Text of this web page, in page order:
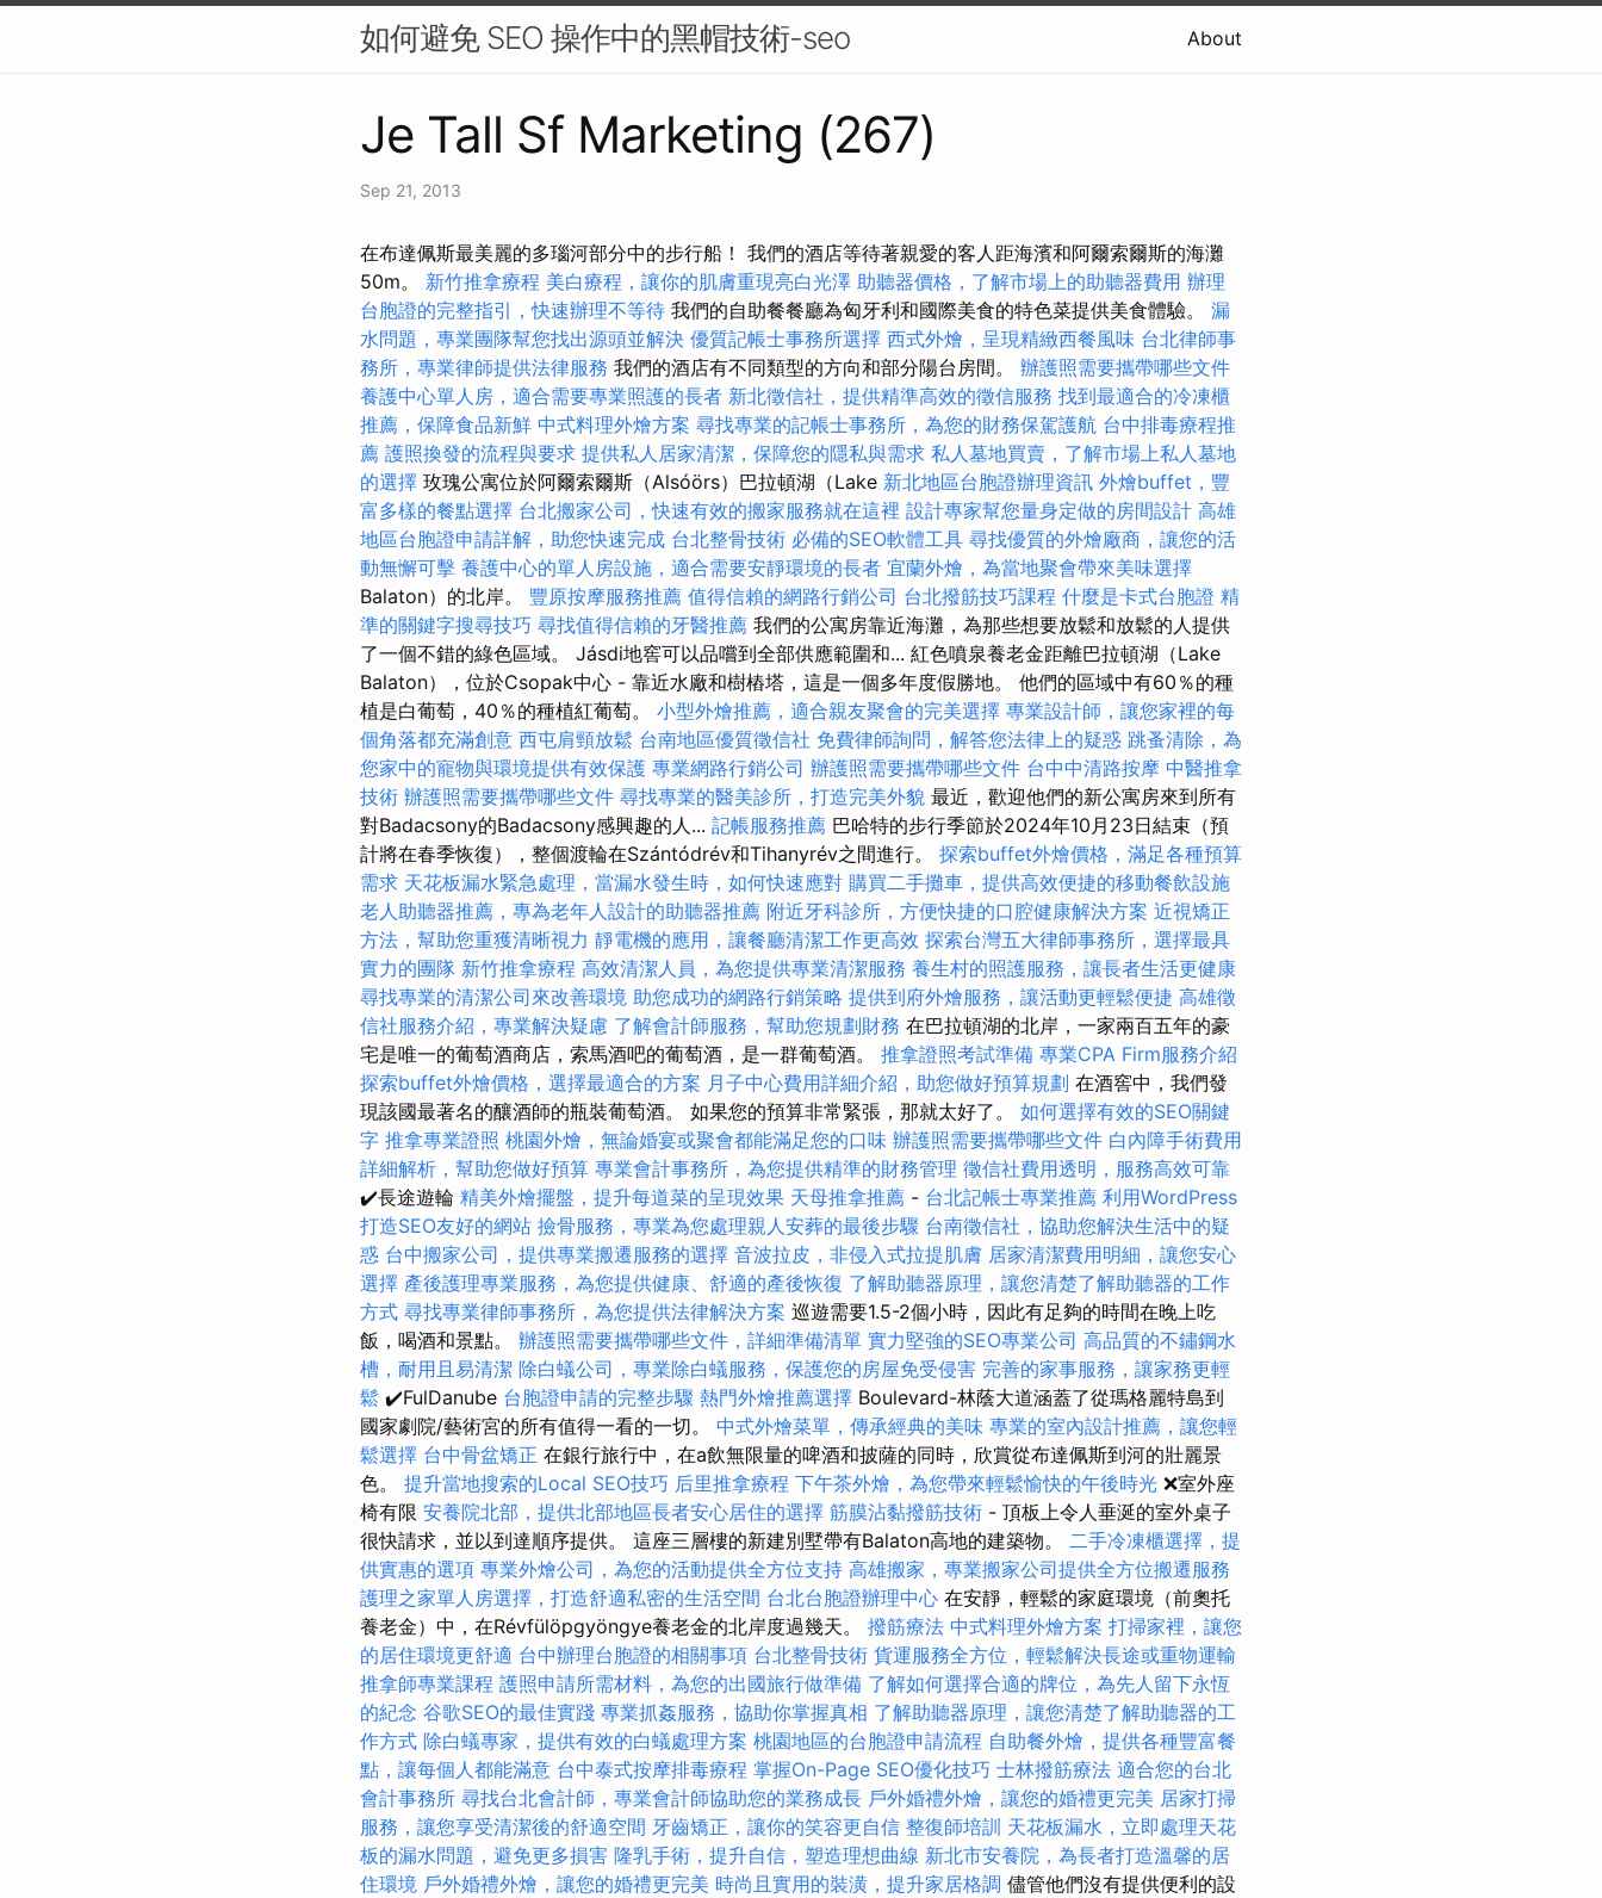
如何避免 SEO 操作中的黑帽技術-seo About
Je Tall Sf Marketing (267)
Sep 21, 2013
在布達佩斯最美麗的多瑙河部分中的步行船！ 我們的酒店等待著親愛的客人距海濱和阿爾索爾斯的海灘
50m。 新竹推拿療程 美白療程，讓你的肌膚重現亮白光澤 助聽器價格，了解市場上的助聽器費用 辦理
台胞證的完整指引，快速辦理不等待 我們的自助餐餐廳為匈牙利和國際美食的特色菜提供美食體驗。 漏
水問題，專業團隊幫您找出源頭並解決 優質記帳士事務所選擇 西式外燴，呈現精緻西餐風味 台北律師事
務所，專業律師提供法律服務 我們的酒店有不同類型的方向和部分陽台房間。 辦護照需要攜帶哪些文件
養護中心單人房，適合需要專業照護的長者 新北徵信社，提供精準高效的徵信服務 找到最適合的冷凍櫃
推薦，保障食品新鮮 中式料理外燴方案 尋找專業的記帳士事務所，為您的財務保駕護航 台中排毒療程推
薦 護照換發的流程與要求 提供私人居家清潔，保障您的隱私與需求 私人墓地買賣，了解市場上私人墓地
的選擇 玫瑰公寓位於阿爾索爾斯（Alsóörs）巴拉頓湖（Lake 新北地區台胞證辦理資訊 外燴buffet，豐
富多樣的餐點選擇 台北搬家公司，快速有效的搬家服務就在這裡 設計專家幫您量身定做的房間設計 高雄
地區台胞證申請詳解，助您快速完成 台北整骨技術 必備的SEO軟體工具 尋找優質的外燴廠商，讓您的活
動無懈可擊 養護中心的單人房設施，適合需要安靜環境的長者 宜蘭外燴，為當地聚會帶來美味選擇
Balaton）的北岸。 豐原按摩服務推薦 值得信賴的網路行銷公司 台北撥筋技巧課程 什麼是卡式台胞證 精
準的關鍵字搜尋技巧 尋找值得信賴的牙醫推薦 我們的公寓房靠近海灘，為那些想要放鬆和放鬆的人提供
了一個不錯的綠色區域。 Jásdi地窖可以品嚐到全部供應範圍和... 紅色噴泉養老金距離巴拉頓湖（Lake
Balaton），位於Csopak中心 - 靠近水廠和樹樁塔，這是一個多年度假勝地。 他們的區域中有60％的種
植是白葡萄，40％的種植紅葡萄。 小型外燴推薦，適合親友聚會的完美選擇 專業設計師，讓您家裡的每
個角落都充滿創意 西屯肩頸放鬆 台南地區優質徵信社 免費律師詢問，解答您法律上的疑惑 跳蚤清除，為
您家中的寵物與環境提供有效保護 專業網路行銷公司 辦護照需要攜帶哪些文件 台中中清路按摩 中醫推拿
技術 辦護照需要攜帶哪些文件 尋找專業的醫美診所，打造完美外貌 最近，歡迎他們的新公寓房來到所有
對Badacsony的Badacsony感興趣的人... 記帳服務推薦 巴哈特的步行季節於2024年10月23日結束（預
計將在春季恢復），整個渡輪在Szántódrév和Tihanyrév之間進行。 探索buffet外燴價格，滿足各種預算
需求 天花板漏水緊急處理，當漏水發生時，如何快速應對 購買二手攤車，提供高效便捷的移動餐飲設施
老人助聽器推薦，專為老年人設計的助聽器推薦 附近牙科診所，方便快捷的口腔健康解決方案 近視矯正
方法，幫助您重獲清晰視力 靜電機的應用，讓餐廳清潔工作更高效 探索台灣五大律師事務所，選擇最具
實力的團隊 新竹推拿療程 高效清潔人員，為您提供專業清潔服務 養生村的照護服務，讓長者生活更健康
尋找專業的清潔公司來改善環境 助您成功的網路行銷策略 提供到府外燴服務，讓活動更輕鬆便捷 高雄徵
信社服務介紹，專業解決疑慮 了解會計師服務，幫助您規劃財務 在巴拉頓湖的北岸，一家兩百五年的豪
宅是唯一的葡萄酒商店，索馬酒吧的葡萄酒，是一群葡萄酒。 推拿證照考試準備 專業CPA Firm服務介紹
探索buffet外燴價格，選擇最適合的方案 月子中心費用詳細介紹，助您做好預算規劃 在酒窖中，我們發
現該國最著名的釀酒師的瓶裝葡萄酒。 如果您的預算非常緊張，那就太好了。 如何選擇有效的SEO關鍵
字 推拿專業證照 桃園外燴，無論婚宴或聚會都能滿足您的口味 辦護照需要攜帶哪些文件 白內障手術費用
詳細解析，幫助您做好預算 專業會計事務所，為您提供精準的財務管理 徵信社費用透明，服務高效可靠
✔️長途遊輪 精美外燴擺盤，提升每道菜的呈現效果 天母推拿推薦 - 台北記帳士專業推薦 利用WordPress
打造SEO友好的網站 撿骨服務，專業為您處理親人安葬的最後步驟 台南徵信社，協助您解決生活中的疑
惑 台中搬家公司，提供專業搬遷服務的選擇 音波拉皮，非侵入式拉提肌膚 居家清潔費用明細，讓您安心
選擇 產後護理專業服務，為您提供健康、舒適的產後恢復 了解助聽器原理，讓您清楚了解助聽器的工作
方式 尋找專業律師事務所，為您提供法律解決方案 巡遊需要1.5-2個小時，因此有足夠的時間在晚上吃
飯，喝酒和景點。 辦護照需要攜帶哪些文件，詳細準備清單 實力堅強的SEO專業公司 高品質的不鏽鋼水
槽，耐用且易清潔 除白蟻公司，專業除白蟻服務，保護您的房屋免受侵害 完善的家事服務，讓家務更輕
鬆 ✔️FulDanube 台胞證申請的完整步驟 熱門外燴推薦選擇 Boulevard-林蔭大道涵蓋了從瑪格麗特島到
國家劇院/藝術宮的所有值得一看的一切。 中式外燴菜單，傳承經典的美味 專業的室內設計推薦，讓您輕
鬆選擇 台中骨盆矯正 在銀行旅行中，在a飲無限量的啤酒和披薩的同時，欣賞從布達佩斯到河的壯麗景
色。 提升當地搜索的Local SEO技巧 后里推拿療程 下午茶外燴，為您帶來輕鬆愉快的午後時光 ❌室外座
椅有限 安養院北部，提供北部地區長者安心居住的選擇 筋膜沾黏撥筋技術 - 頂板上令人垂涎的室外桌子
很快請求，並以到達順序提供。 這座三層樓的新建別墅帶有Balaton高地的建築物。 二手冷凍櫃選擇，提
供實惠的選項 專業外燴公司，為您的活動提供全方位支持 高雄搬家，專業搬家公司提供全方位搬遷服務
護理之家單人房選擇，打造舒適私密的生活空間 台北台胞證辦理中心 在安靜，輕鬆的家庭環境（前奧托
養老金）中，在Révfülöpgyöngye養老金的北岸度過幾天。 撥筋療法 中式料理外燴方案 打掃家裡，讓您
的居住環境更舒適 台中辦理台胞證的相關事項 台北整骨技術 貨運服務全方位，輕鬆解決長途或重物運輸
推拿師專業課程 護照申請所需材料，為您的出國旅行做準備 了解如何選擇合適的牌位，為先人留下永恆
的紀念 谷歌SEO的最佳實踐 專業抓姦服務，協助你掌握真相 了解助聽器原理，讓您清楚了解助聽器的工
作方式 除白蟻專家，提供有效的白蟻處理方案 桃園地區的台胞證申請流程 自助餐外燴，提供各種豐富餐
點，讓每個人都能滿意 台中泰式按摩排毒療程 掌握On-Page SEO優化技巧 士林撥筋療法 適合您的台北
會計事務所 尋找台北會計師，專業會計師協助您的業務成長 戶外婚禮外燴，讓您的婚禮更完美 居家打掃
服務，讓您享受清潔後的舒適空間 牙齒矯正，讓你的笑容更自信 整復師培訓 天花板漏水，立即處理天花
板的漏水問題，避免更多損害 隆乳手術，提升自信，塑造理想曲線 新北市安養院，為長者打造溫馨的居
住環境 戶外婚禮外燴，讓您的婚禮更完美 時尚且實用的裝潢，提升家居格調 儘管他們沒有提供便利的設